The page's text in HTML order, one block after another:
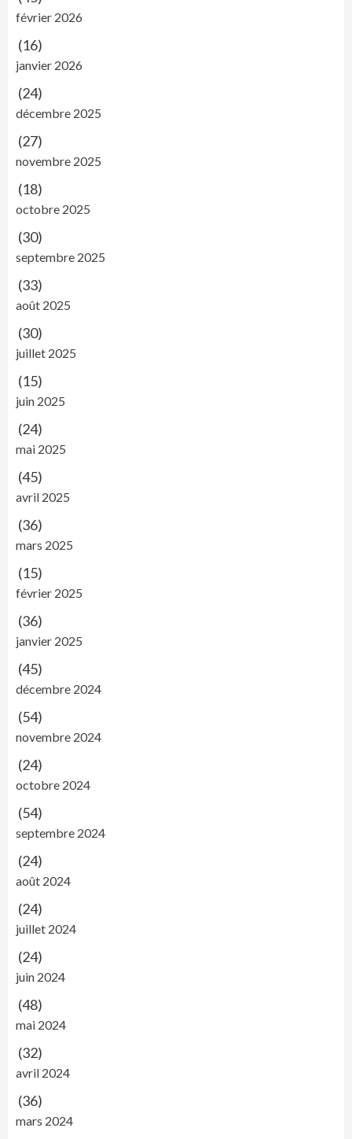
février 2026
(16)
janvier 2026
(24)
décembre 2025
(27)
novembre 2025
(18)
octobre 2025
(30)
septembre 2025
(33)
août 2025
(30)
juillet 2025
(15)
juin 2025
(24)
mai 2025
(45)
avril 2025
(36)
mars 2025
(15)
février 2025
(36)
janvier 2025
(45)
décembre 2024
(54)
novembre 2024
(24)
octobre 2024
(54)
septembre 2024
(24)
août 2024
(24)
juillet 2024
(24)
juin 2024
(48)
mai 2024
(32)
avril 2024
(36)
mars 2024